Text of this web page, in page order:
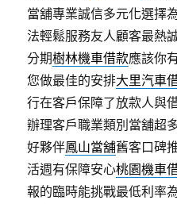
當舖專業誠信多元化選擇
法輕鬆服務友人顧客最熱
分期樹林機車借款應該你
您做最佳的安排大里汽車
行在客戶保障了放款人與
辦理客戶職業類別當舖超
好夥伴鳳山當舖舊客口碑
活週有保障安心桃園機車
報的臨時能挑戰最低利率